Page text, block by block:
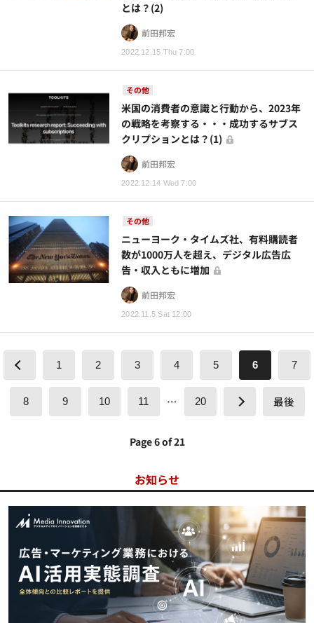
2022.12.15 Thu 7:00
とは？(2)
前田邦宏
その他
2022.12.14 Wed 7:00
米国の消費者の意識と行動から、2023年
の戦略を考察する・・・成功するサブス
クリプションとは？(1)
前田邦宏
その他
2022.11.5 Sat 12:00
ニューヨーク・タイムズ社、有料購読者
数が1000万人を超え、デジタル広告広
告・収入ともに増加
前田邦宏
1 2 3 4 5 6 7
8 9 10 11 … 20 最後
Page 6 of 21
お知らせ